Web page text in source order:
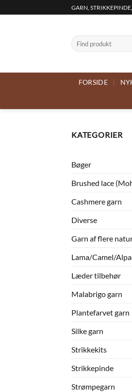
til
GARN,
Søg
efter:
FORSIDE
KATEGORIER
Bøger
Brushed lace
Cashmere garn
Diverse
Garn af flere
Lama/Camel/
Læder tilbehør
Malabrigo garn
Plantefarvet garn
Silke garn
Strikkekits
Strikkepinde
Strømpegarn